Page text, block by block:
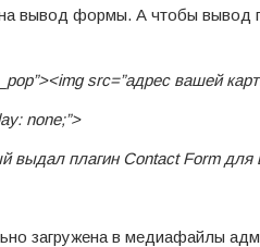
вывод формы. А чтобы вывод
src=”адрес вашей
none;”>
выдал плагин Contact Form
загружена в медиафайлы